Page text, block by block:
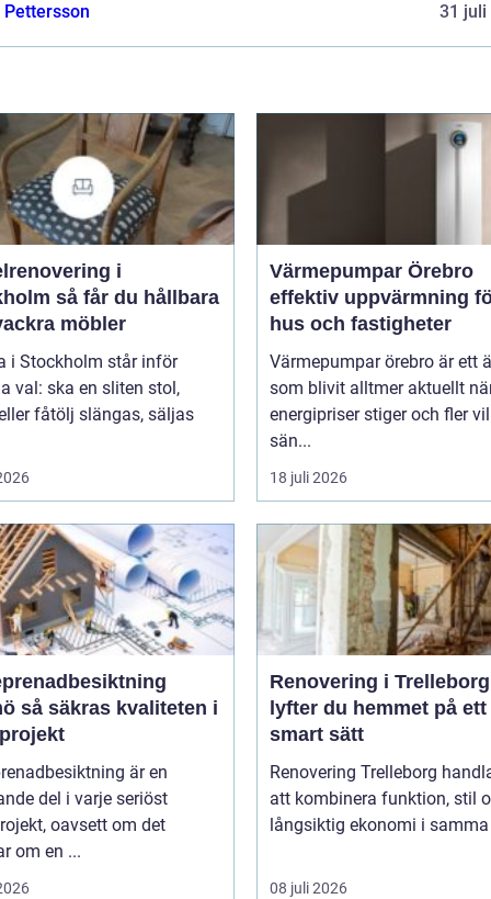
31 juli
i
du hållbara
möbler
i Stockholm står inför
val: ska en sliten stol,
fåtölj slängas, säljas
Värmepumpar Örebro
effektiv uppvärmning
hus och fastigheter
Värmepumpar örebro är ett
som blivit alltmer aktuellt
energipriser stiger och fler
sän...
18 juli 2026
i
är en
del i varje seriöst
oavsett om det
om en ...
Renovering i
lyfter du hemmet på ett
smart sätt
Renovering Trelleborg
att kombinera funktion, stil
långsiktig ekonomi i
08 juli 2026